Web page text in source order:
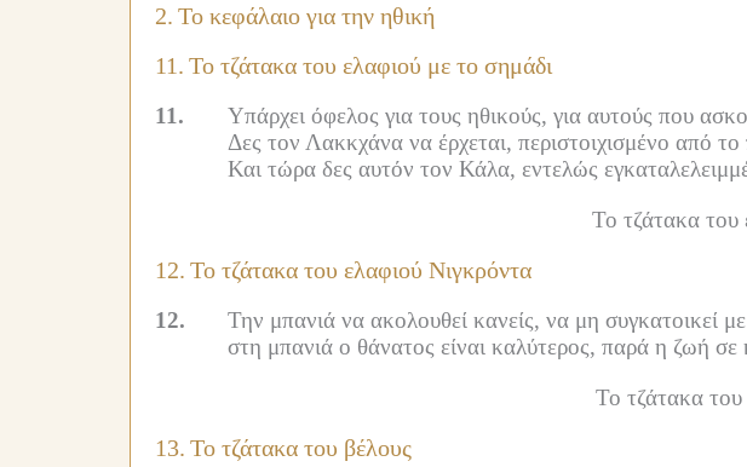
2. Το κεφάλαιο για την ηθική
11. Το τζάτακα του ελαφιού με το σημάδι
11.
Υπάρχει όφελος για τους ηθικούς, για αυτούς που
Δες τον Λακκχάνα να έρχεται, περιστοιχισμένο από
Και τώρα δες αυτόν τον Κάλα, εντελώς
Το τζάτακα του
12. Το τζάτακα του ελαφιού Νιγκρόντα
12.
Την μπανιά να ακολουθεί κανείς, να μη συγκατοικεί με
στη μπανιά ο θάνατος είναι καλύτερος, παρά η ζωή σε
Το τζάτακα του
13. Το τζάτακα του βέλους